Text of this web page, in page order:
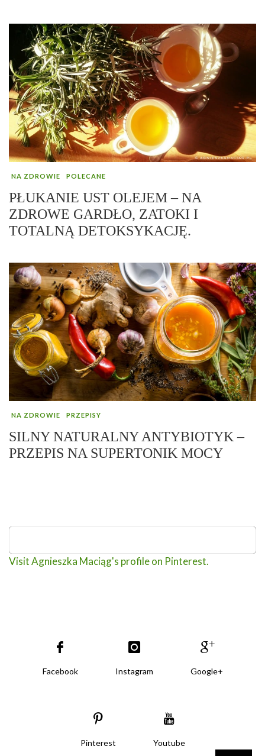
NA ZDROWIE POLECANE
PŁUKANIE UST OLEJEM – NA
ZDROWE GARDŁO, ZATOKI I
TOTALNĄ DETOKSYKACJĘ.
NA ZDROWIE PRZEPISY
SILNY NATURALNY ANTYBIOTYK –
PRZEPIS NA SUPERTONIK MOCY
Visit Agnieszka Maciąg's profile on Pinterest.
Facebook Instagram Google+
Pinterest Youtube